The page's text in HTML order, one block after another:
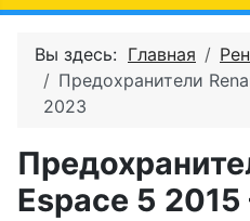
Вы здесь: Главная
Предохранители
2023
Espace 5 2015